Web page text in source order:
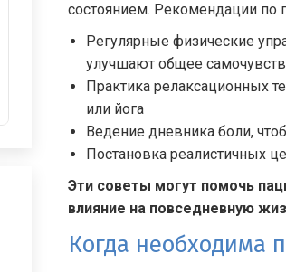
состоянием. Рекомендации по
Регулярные физические
улучшают общее
Практика релаксационных
или йога
Ведение дневника боли,
Постановка реалистичных
Эти советы могут помочь
влияние на повседневную
Когда необходима